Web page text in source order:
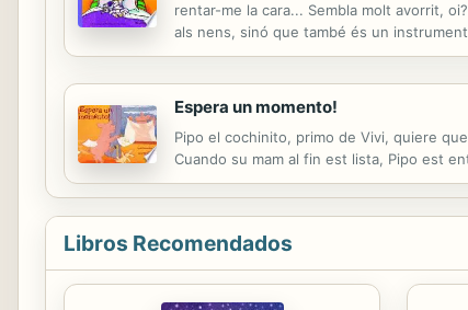
rentar-me la cara... Sembla molt avorrit,
als nens, sinó que també és un
dubtes i preguntes més freqüents sobre
Espera un momento!
Pipo el cochinito, primo de Vivi, quiere
Cuando su mam al fin est lista, Pipo est
Libros Recomendados